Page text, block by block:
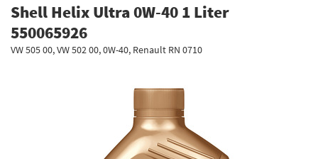
Shell Helix Ultra 0W-40 1 Liter
550065926
VW 505 00, VW 502 00, 0W-40, Renault RN 0710